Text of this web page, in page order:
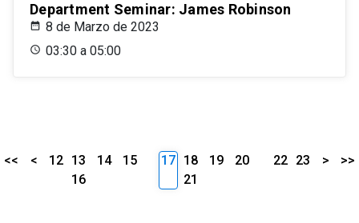
Department Seminar: James Robinson
8 de Marzo de 2023
03:30 a 05:00
<< < 12 13 14
15
16
17 18 19
20
21
22 23 > >>